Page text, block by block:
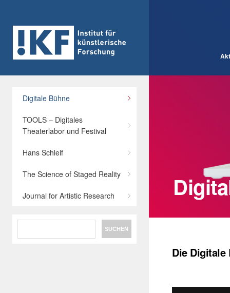
Digitale Bühne
TOOLS – Digitales
Theaterlabor und Festival
Hans Schleif
The Science of Staged Reality
Journal for Artistic Research
Die Digitale